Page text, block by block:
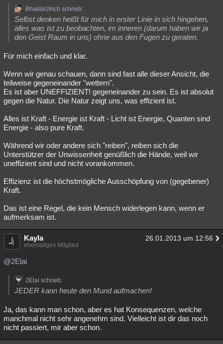
BhaktaUlrich schrieb:
Selbst denken heißt für mich in erster Linie in sich hingehen,
alles was ist zu beobachten, im inneren (darum haben wir ja
den Geist Raum in uns) ohne aus den Fugen zu geraten.
Für mich einfach und klar.
Wenn wir genau schauen, dann sind fast alle dieser Ansicht, die
teilweise gegeneinander "wettern".
Es ist aber UNEFFIZIENT! gegeneinander zu sein. Es ist absolut
gegen die Natur. Die Natur zeigt uns, was effizient ist.
Alles ist Kraft - Energie ist Kraft - Licht ist Energie, Quanten sind
Energie - also pure Kraft.
Während wir oder andere sich "reiben", reiben sich die
Unterstützer der Unwissenheit genüßlich die Hände, weil wir
uneffizient sind und nicht vorankommen.
Effizienz ist die höchstmögliche Ausschöpfung von (gegebener)
Kraft.
Das ist eine Regel, die kein Mensch widerlegen kann, wenn er
aufmerksam ist.
Kayla 26.01.2013 um 12:56
ehemaliges Mitglied
@2Elai
2Elai schrieb:
JEDER kann heute den Mund aufmachen!
Ja, das kann man schon, aber es hat Konsequenzen, welche
manchmal nicht sehr angenehm sind. Vielleicht ist dir das noch
nicht passiert, mir aber schon.